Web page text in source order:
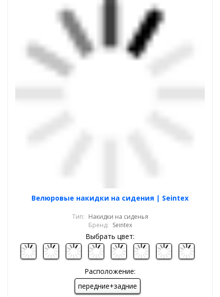
Велюровые накидки на сидения | Seintex
Тип: Накидки на сиденья
Бренд: Seintex
Выбрать цвет:
Расположение:
передние+задние